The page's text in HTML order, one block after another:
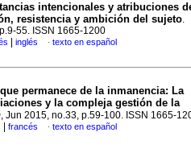
intencionales y atribuciones
resistencia y ambición del sujeto.
55. ISSN 1665-1200
inglés · texto en español
permanece de la inmanencia: La
y la compleja gestión de la
, Jun 2015, no.33, p.59-100. ISSN 1665-
francés · texto en español